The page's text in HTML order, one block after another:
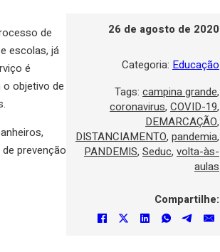
de
escolas, já
é
objetivo de
prevenção
26 de agosto de 2020
Categoria: Educação
Tags: campina grande,
coronavirus, COVID-19,
DEMARCAÇÃO,
DISTANCIAMENTO, pandemia,
PANDEMIS, Seduc, volta-às-
aulas
Compartilhe: